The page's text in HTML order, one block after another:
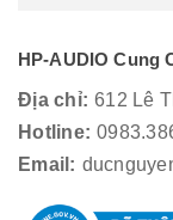
HP-AUDIO Cung
Địa chỉ: 612 Lê
Hotline:
Email: